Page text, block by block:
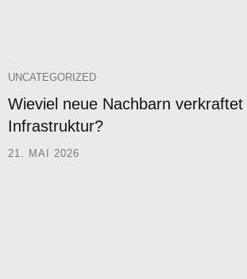
UNCATEGORIZED
Wieviel neue Nachbarn
Infrastruktur?
21. MAI 2026